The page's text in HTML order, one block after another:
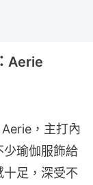
Aerie
，主打內
少瑜伽服飾給
足，深受不